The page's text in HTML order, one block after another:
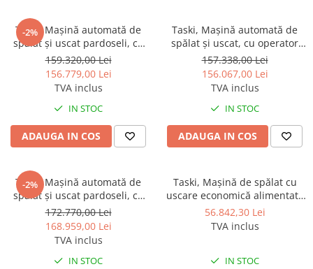
Servetele masa & faciale
Odorizante profesionale
Aparate odorizante profesionale
Odorizant toalera, wc
Site odorizante pisoar
Articole menaj
Carucioare
Carucioare bucatarie
Carucioare curatenie
Lavete profesionale
-2%
Taski, Mașină automată de
spălat și uscat pardoseli, cu
operator stand-on - Taski
swingo XP-M B BMS
159.320,00 Lei
156.779,00 Lei
TVA inclus
IN STOC
ADAUGA IN COS
Taski, Mașină automată de
spălat și uscat, cu operator
stand-on, baterii şi încărcător
încorporat - TASKI Swingo XP-
R BMS Euro
157.338,00 Lei
156.067,00 Lei
TVA inclus
IN STOC
ADAUGA IN COS
-2%
Taski, Mașină automată de
spălat și uscat pardoseli, cu
operator la bord, cu
acumulatori şi încărcător
extern - TASKI Swingo 2500
172.770,00 Lei
168.959,00 Lei
TVA inclus
IN STOC
Taski, Mașină de spălat cu
uscare economică alimentată
cu baterii - TASKI ULTIMAXX
1900 Single Disc Economy
56.842,30 Lei
TVA inclus
IN STOC